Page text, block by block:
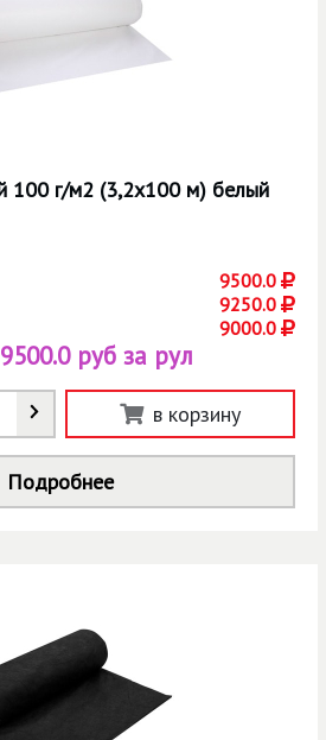
100 г/м2 (3,2x100 м) белый
9500.0
9250.0
9000.0
9500.0 руб за рул
в корзину
Подробнее